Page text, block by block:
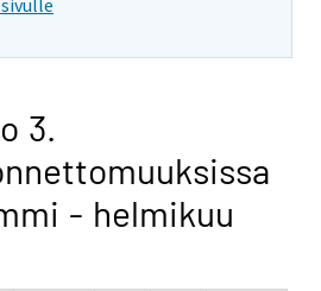
3.
- helmikuu